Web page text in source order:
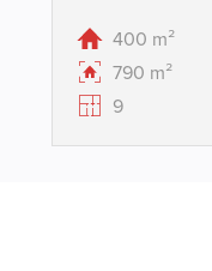
400 m²
790 m²
9